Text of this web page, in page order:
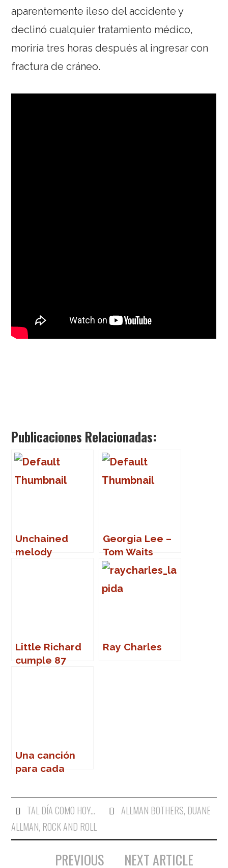
aparentemente ileso del accidente y
declinó cualquier tratamiento médico,
moriría tres horas después al ingresar con
fractura de cráneo.
Publicaciones Relacionadas:
Unchained
melody
Georgia Lee –
Tom Waits
Little Richard
cumple 87
Ray Charles
Una canción
para cada
mujer)
TAL DÍA COMO HOY... ALLMAN BOTHERS, DUANE
ALLMAN, ROCK AND ROLL
PREVIOUS NEXT ARTICLE